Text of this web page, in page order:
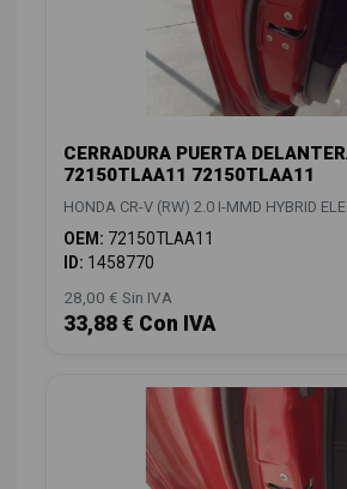
CERRADURA PUERTA
72150TLAA11 72150TLAA11
HONDA CR-V (RW) 2.0 I-MMD HYBRID
OEM: 72150TLAA11
ID: 1458770
28,00 € Sin IVA
33,88 € Con IVA